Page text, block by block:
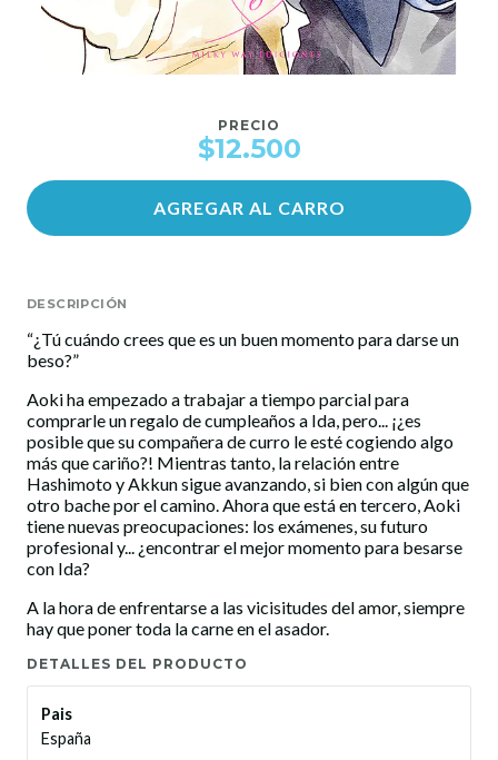
PRECIO
$12.500
AGREGAR AL CARRO
DESCRIPCIÓN
“¿Tú cuándo crees que es un buen momento para darse un
beso?”
Aoki ha empezado a trabajar a tiempo parcial para
comprarle un regalo de cumpleaños a Ida, pero... ¡¿es
posible que su compañera de curro le esté cogiendo algo
más que cariño?! Mientras tanto, la relación entre
Hashimoto y Akkun sigue avanzando, si bien con algún que
otro bache por el camino. Ahora que está en tercero, Aoki
tiene nuevas preocupaciones: los exámenes, su futuro
profesional y... ¿encontrar el mejor momento para besarse
con Ida?
A la hora de enfrentarse a las vicisitudes del amor, siempre
hay que poner toda la carne en el asador.
DETALLES DEL PRODUCTO
Pais
España